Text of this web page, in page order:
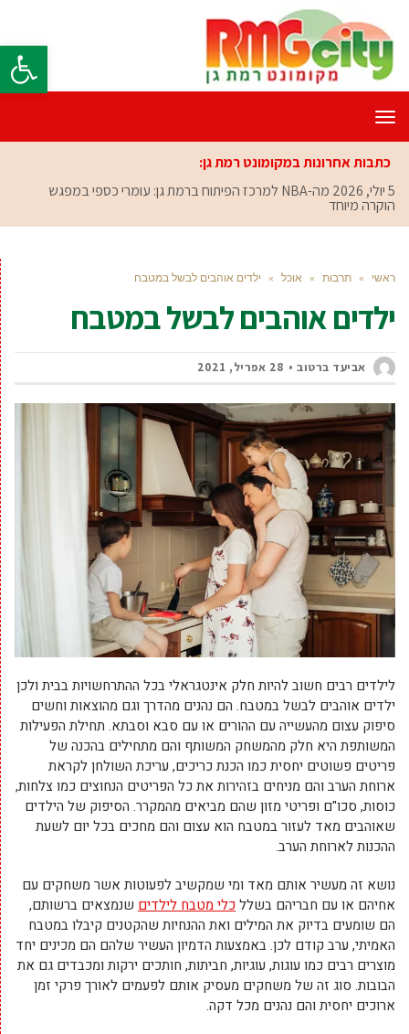
פתח
תפריט
כתבות אחרונות במקומונט רמת גן:
5 יולי, 2026
מה-NBA למרכז הפיתוח ברמת גן: עומרי כספי במפגש
הוקרה מיוחד
ראשי » תרבות » אוכל » ילדים אוהבים לבשל במטבח
ילדים אוהבים לבשל במטבח
אביעד ברטוב 28 אפריל, 2021
לילדים רבים חשוב להיות חלק אינטגראלי בכל ההתרחשויות בבית ולכן
ילדים אוהבים לבשל במטבח. הם נהנים מהדרך וגם מהוצאות וחשים
סיפוק עצום מהעשייה עם ההורים או עם סבא וסבתא. תחילת הפעילות
המשותפת היא חלק מהמשחק המשותף והם מתחילים בהכנה של
פריטים פשוטים יחסית כמו הכנת כריכים, עריכת השולחן לקראת
ארוחת הערב והם מניחים בזהירות את כל הפריטים הנחוצים כמו צלחות,
כוסות, סכו"ם ופריטי מזון שהם מביאים מהמקרר. הסיפוק של הילדים
שאוהבים מאד לעזור במטבח הוא עצום והם מחכים בכל יום לשעת
ההכנות לארוחת הערב.
נושא זה מעשיר אותם מאד ומי שמקשיב לפעוטות אשר משחקים עם
אחיהם או עם חבריהם בשלל כלי מטבח לילדים שנמצאים ברשותם,
הם שומעים בדיוק את המילים ואת ההנחיות שהקטנים קיבלו במטבח
האמיתי, ערב קודם לכן. באמצעות הדמיון העשיר שלהם הם מכינים יחד
מוצרים רבים כמו עוגות, עוגיות, חביתות, חותכים ירקות ומכבדים גם את
הבובות. סוג זה של משחקים מעסיק אותם לפעמים לאורך פרקי זמן
ארוכים יחסית והם נהנים מכל דקה.